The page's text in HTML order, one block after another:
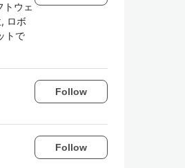
ウェ
ロボ
トで
Follow
Follow